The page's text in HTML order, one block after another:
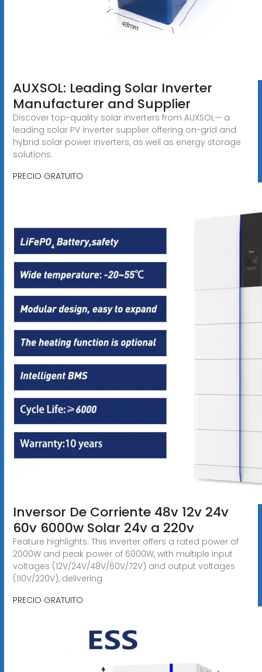
AUXSOL: Leading Solar Inverter
Manufacturer and Supplier
Discover top-quality solar inverters from AUXSOL— a
leading solar PV inverter supplier offering on-grid and
hybrid solar power inverters, as well as energy storage
solutions.
PRECIO GRATUITO
Inversor De Corriente 48v 12v 24v
60v 6000w Solar 24v a 220v
Feature highlights: This inverter offers a rated power of
2000W and peak power of 6000W, with multiple input
voltages (12V/24V/48V/60V/72V) and output voltages
(110V/220V), delivering
PRECIO GRATUITO